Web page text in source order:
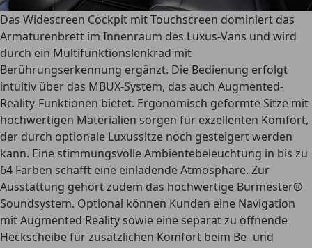
Das Widescreen Cockpit mit Touchscreen dominiert das
Armaturenbrett im Innenraum des Luxus-Vans und wird
durch ein Multifunktionslenkrad mit
Berührungserkennung ergänzt. Die Bedienung erfolgt
intuitiv über das MBUX-System, das auch Augmented-
Reality-Funktionen bietet. Ergonomisch geformte Sitze mit
hochwertigen Materialien sorgen für exzellenten Komfort,
der durch optionale Luxussitze noch gesteigert werden
kann. Eine stimmungsvolle Ambientebeleuchtung in bis zu
64 Farben schafft eine einladende Atmosphäre. Zur
Ausstattung gehört zudem das hochwertige Burmester®
Soundsystem. Optional können Kunden eine Navigation
mit Augmented Reality sowie eine separat zu öffnende
Heckscheibe für zusätzlichen Komfort beim Be- und